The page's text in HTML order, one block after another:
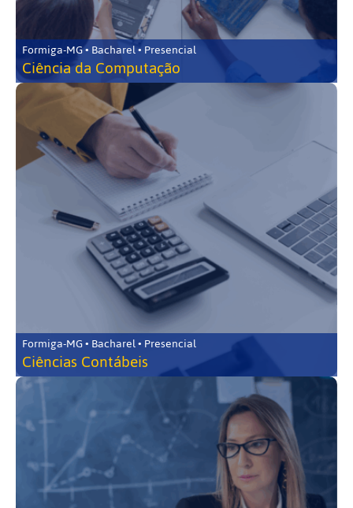
Formiga-MG • Bacharel • Presencial
Ciência da Computação
Formiga-MG • Bacharel • Presencial
Ciências Contábeis